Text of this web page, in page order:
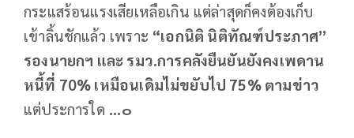
กระแสร้อนแรงเสียเหลือเกิน แต่ล่าสุดก็คงต้องเก็บ
เข้าลิ้นชักแล้ว เพราะ “เอกนิติ นิติทัณฑ์ประภาศ”
รองนายกฯ และ รมว.การคลังยืนยันยังคงเพดาน
หนี้ที่ 70% เหมือนเดิมไม่ขยับไป 75% ตามข่าว
แต่ประการใด ...๐